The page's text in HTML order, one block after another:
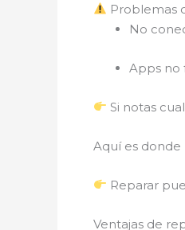
Problemas
No
Apps no
Si notas
Aquí es
Reparar
Ventajas de